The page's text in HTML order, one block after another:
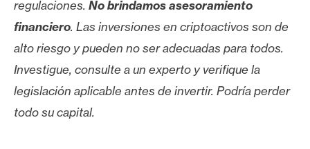
regulaciones. No brindamos asesoramiento
financiero. Las inversiones en criptoactivos son de
alto riesgo y pueden no ser adecuadas para todos.
Investigue, consulte a un experto y verifique la
legislación aplicable antes de invertir. Podría perder
todo su capital.